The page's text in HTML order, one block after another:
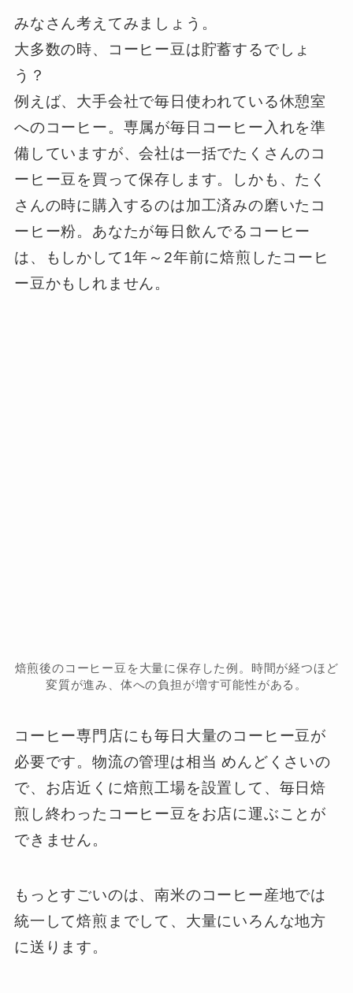
みなさん考えてみましょう。
大多数の時、コーヒー豆は貯蓄するでしょ
う？
例えば、大手会社で毎日使われている休憩室
へのコーヒー。専属が毎日コーヒー入れを準
備していますが、会社は一括でたくさんのコ
ーヒー豆を買って保存します。しかも、たく
さんの時に購入するのは加工済みの磨いたコ
ーヒー粉。あなたが毎日飲んでるコーヒー
は、もしかして1年～2年前に焙煎したコーヒ
ー豆かもしれません。
焙煎後のコーヒー豆を大量に保存した例。時間が経つほど
変質が進み、体への負担が増す可能性がある。
コーヒー専門店にも毎日大量のコーヒー豆が
必要です。物流の管理は相当 めんどくさいの
で、お店近くに焙煎工場を設置して、毎日焙
煎し終わったコーヒー豆をお店に運ぶことが
できません。
もっとすごいのは、南米のコーヒー産地では
統一して焙煎までして、大量にいろんな地方
に送ります。